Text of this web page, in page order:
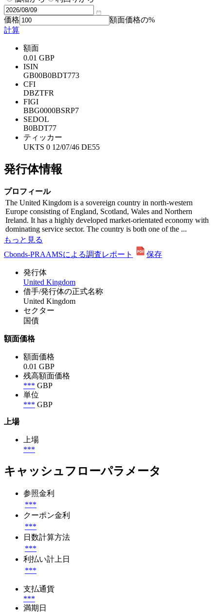
価格
額面価格の%
計算
額面
0.01 GBP
ISIN
GB00B0BDT773
CFI
DBZTFR
FIGI
BBG0000BSRP7
SEDOL
B0BDT77
ティッカー
UKTS 0 12/07/46 DE55
発行体情報
プロフィール
The United Kingdom is a sovereign country in north-western
Europe consisting of England, Scotland, Wales and Northern
Ireland. It has a highly developed market-orientated economy with
dominating service sector. The country is both one of the ...
もっと見る
Cbonds-PRAAMSによる調査レポート
保存
発行体
United Kingdom
借手/発行体の正式名称
United Kingdom
セクター
国債
額面価格
額面価格
0.01 GBP
残高額面価格
*** GBP
単位
*** GBP
上場
上場
***
キャッシュフローパラメータ
参照金利
***
クーポン金利
***
日数計算方法
***
利払い計上日
***
支払通貨
***
満期日